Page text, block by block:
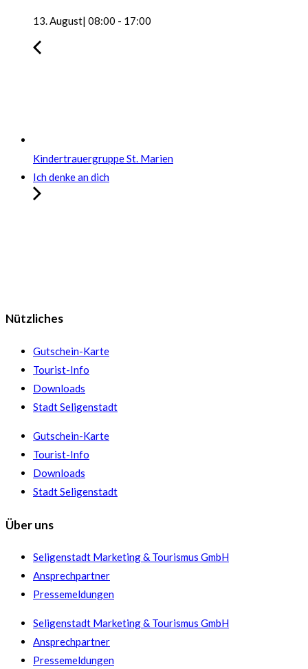
13. August| 08:00 - 17:00
Kindertrauergruppe St. Marien
Ich denke an dich
Nützliches
Gutschein-Karte
Tourist-Info
Downloads
Stadt Seligenstadt
Gutschein-Karte
Tourist-Info
Downloads
Stadt Seligenstadt
Über uns
Seligenstadt Marketing & Tourismus GmbH
Ansprechpartner
Pressemeldungen
Seligenstadt Marketing & Tourismus GmbH
Ansprechpartner
Pressemeldungen